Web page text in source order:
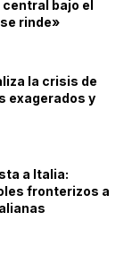
bajo el
rinde»
la crisis de
exagerados y
a Italia:
fronterizos a